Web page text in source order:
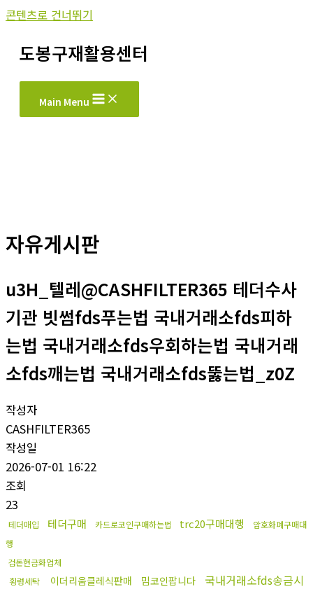
콘텐츠로 건너뛰기
도봉구재활용센터
Main Menu
자유게시판
u3H_텔레@CASHFILTER365 테더수사
기관 빗썸fds푸는법 국내거래소fds피하
는법 국내거래소fds우회하는법 국내거래
소fds깨는법 국내거래소fds뚫는법_z0Z
작성자
CASHFILTER365
작성일
2026-07-01 16:22
조회
23
테더매입 테더구매 카드로코인구매하는법 trc20구매대행
암호화폐구매대
행
검돈현금화업체
횡령세탁
이더리움클레식판매 밈코인팝니다
국내거래소fds송금시